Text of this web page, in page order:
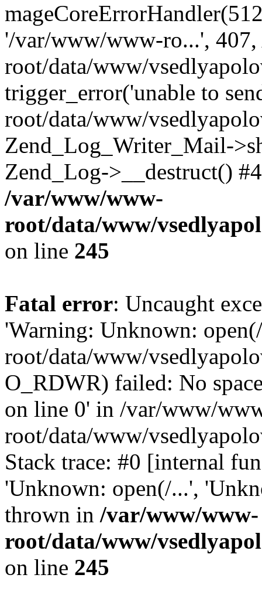
'/var/www/www-ro...',
root/data/www/
trigger_error('unable to
root/data/www/
Zend_Log_Writer_Mail-
Zend_Log->__destruct()
/var/www/www-
root/data/www/
on line 245
Fatal error: Uncaught
'Warning: Unknown:
root/data/www/
O_RDWR) failed: No
on line 0' in /var/www/
root/data/www/
Stack trace: #0 [internal
'Unknown: open(/...',
thrown in /var/www/www-
root/data/www/
on line 245